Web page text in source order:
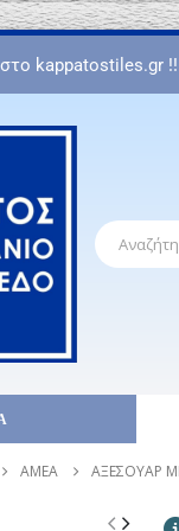
kappatostiles.gr !!
ΑΜΕΑ ΑΞΕΣΟΥΆΡ